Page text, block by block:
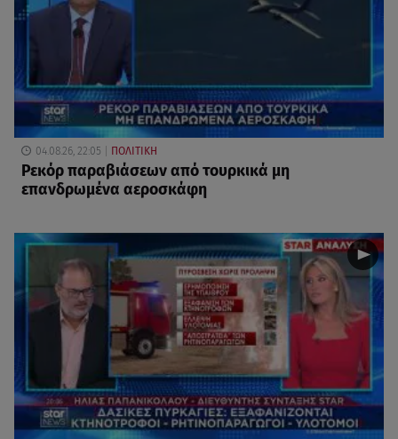
04.08.26, 22:05 ΠΟΛΙΤΙΚΗ
Ρεκόρ παραβιάσεων από τουρκικά μη
επανδρωμένα αεροσκάφη